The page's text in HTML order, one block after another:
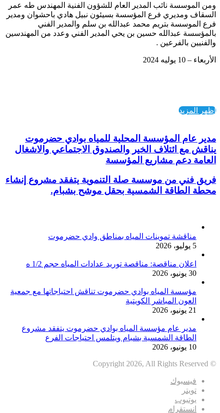
ومن الموسسة نائب المدير العام للشؤون الفنية المهندس طه عمر
السقاف ومديري فرع المؤسسة بسيئون نبيل هادي باحشوان ومدير
فرع الموسسة بتريم محمد عبدالله بن سلم والمدير الفني
بالمؤسسة عبدالله حسين بن يحي المدير الفني وعدد من المهندسين
والفنيين بالفرعين .
الأربعاء – 10 يوليه 2024
اظهر المزيد
مدير عام المؤسسة المحلية للمياه بوادي حضرموت
يناقش مع ائتلاف الخير والصندوق الاجتماعي والاشغال
العامة دعم مشاريع المؤسسة
فريق فني من موسسة صلة التنموية يتفقد مشروع إنشاء
محطة الطاقة الشمسية بحقل موشح بشبام.
مناقشة تموينات المياه بمناطق وادي حضرموت
5 يوليو، 2026
اعلان مناقصة: مناقصة توريد عدادات المياه حجم 1/2 ه
30 يونيو، 2026
مؤسسة المياه بوادي حضرموت تناقش احتياجاتها مع جمعية
العون المباشر الكويتية
21 يونيو، 2026
مدير عام مؤسسة المياه بوادي حضرموت يتفقد مشروع
الطاقة الشمسية بشبام ويتلمس احتياجات الفرع
10 يونيو، 2026
© Copyright 2026, All Rights Reserved
فيسبوك
تويتر
يوتيوب
انستقرام